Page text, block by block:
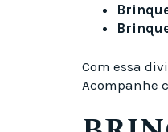
Com essa
Acompanhe